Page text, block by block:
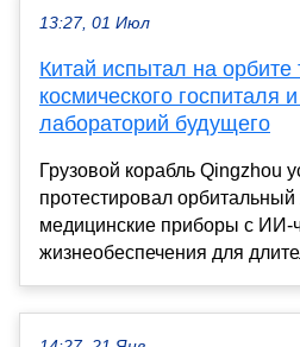
13:27, 01 Июл
Китай испытал на орбите
космического госпиталя
лабораторий будущего
Грузовой корабль Qingzhou
протестировал орбитальный
медицинские приборы с ИИ-
жизнеобеспечения для